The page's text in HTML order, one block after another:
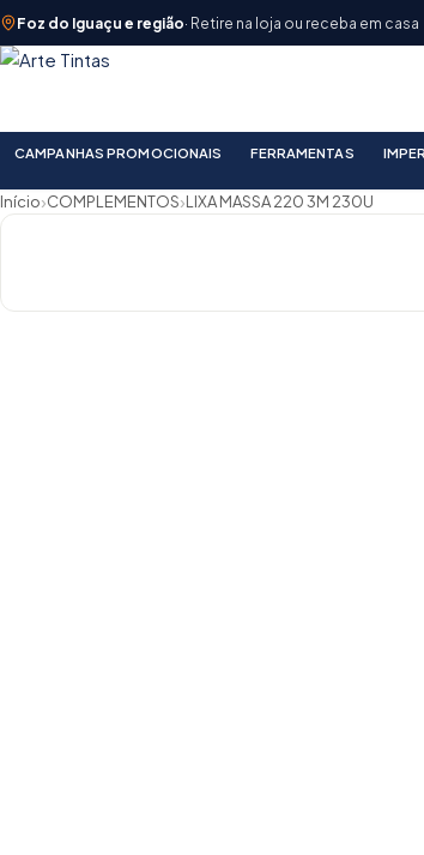
Foz do Iguaçu e região· Retire na loja ou receba em casa
CAMPANHAS PROMOCIONAIS FERRAMENTAS
Início›COMPLEMENTOS›LIXA MASSA 220 3M 230U